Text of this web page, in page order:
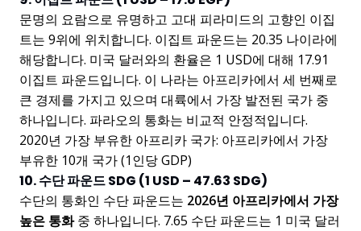
문명의 요람으로 유명하고 고대 피라미드의 고향인 이집
트는 9위에 위치합니다. 이집트 파운드는 20.35 나이라에
해당합니다. 미국 달러와의 환율은 1 USD에 대해 17.91
이집트 파운드입니다. 이 나라는 아프리카에서 세 번째로
큰 경제를 가지고 있으며 대륙에서 가장 발전된 국가 중
하나입니다. 파라오의 통화는 비교적 안정적입니다.
2020년 가장 부유한 아프리카 국가: 아프리카에서 가장
부유한 10개 국가 (1인당 GDP)
10. 수단 파운드 SDG (1 USD – 47.63 SDG)
수단의 통화인 수단 파운드는 2026년 아프리카에서 가장
높은 통화중 하나입니다. 7.65 수단 파운드는 1 미국 달러